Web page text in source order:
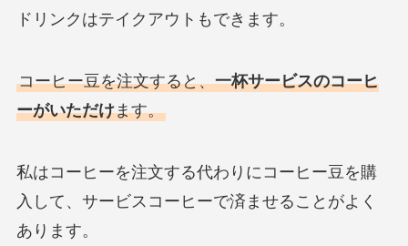
ドリンクはテイクアウトもできます。
コーヒー豆を注文すると、一杯サービスのコーヒ
ーがいただけます。
私はコーヒーを注文する代わりにコーヒー豆を購
入して、サービスコーヒーで済ませることがよく
あります。